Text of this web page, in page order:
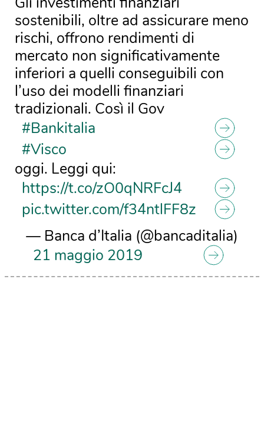
sostenibili, oltre ad assicurare meno
rischi, offrono rendimenti di
mercato non significativamente
inferiori a quelli conseguibili con
l’uso dei modelli finanziari
tradizionali. Così il Gov
#Bankitalia
#Visco
oggi. Leggi qui:
https://t.co/zO0qNRFcJ4
pic.twitter.com/f34ntlFF8z
— Banca d’Italia (@bancaditalia)
21 maggio 2019